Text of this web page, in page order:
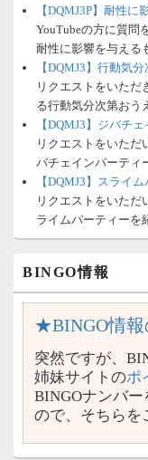
【DQMJ3P】耐性
YouTubeの方に質問
耐性に影響を与え
【DQMJ3】行動気
リクエストをいただ
る行動気分次第お
【DQMJ3】ジバチ
リクエストをいただ
バチェインパーテ
【DQMJ3】スライ
リクエストをいただ
ライムパーティー
BINGO情報
★BINGO情報
突然ですが、
姉妹サイトのポ
BINGOナンバ
ので、そちらを